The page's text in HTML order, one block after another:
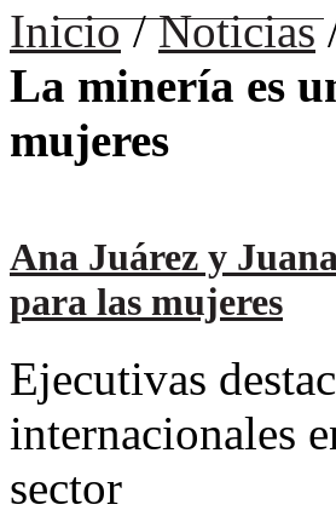
Inicio/Noticias
La minería es
mujeres
Ana Juárez y
para las mujeres
Ejecutivas
internacionales
sector